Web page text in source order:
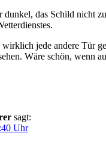
dunkel, das Schild nicht
jede andere Tür
Wäre schön, wenn
sagt:
Uhr